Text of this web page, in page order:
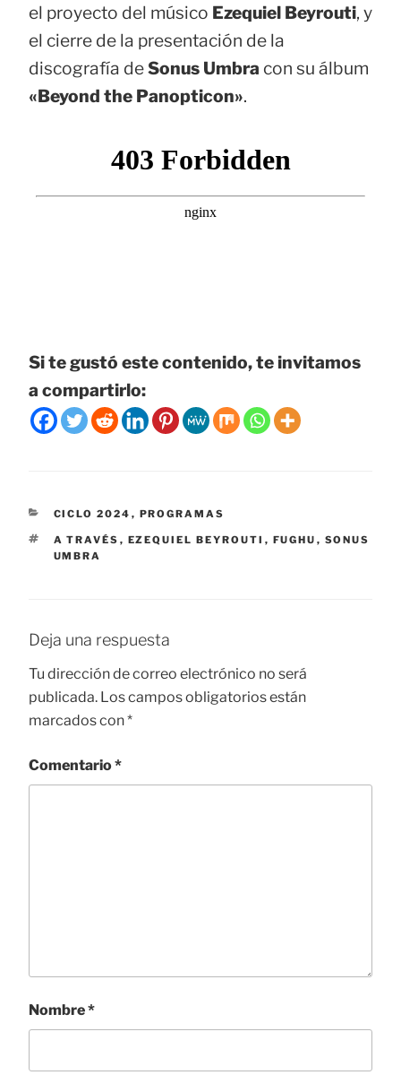
el proyecto del músico Ezequiel Beyrouti, y
el cierre de la presentación de la
discografía deSonus Umbra con su álbum
«Beyond the Panopticon».
Si te gustó este contenido, te invitamos
a compartirlo:
CATEGORÍAS
CICLO 2024 , PROGRAMAS
ETIQUETAS
A TRAVÉS , EZEQUIEL BEYROUTI , FUGHU , SONUS
UMBRA
Deja una respuesta
Tu dirección de correo electrónico no será
publicada. Los campos obligatorios están
marcados con*
Comentario*
Nombre*